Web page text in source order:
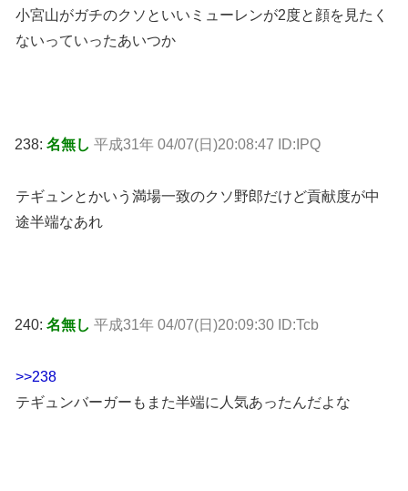
小宮山がガチのクソといいミューレンが2度と顔を見たく
ないっていったあいつか
238: 名無し 平成31年 04/07(日)20:08:47 ID:IPQ
テギュンとかいう満場一致のクソ野郎だけど貢献度が中
途半端なあれ
240: 名無し 平成31年 04/07(日)20:09:30 ID:Tcb
>>238
テギュンバーガーもまた半端に人気あったんだよな